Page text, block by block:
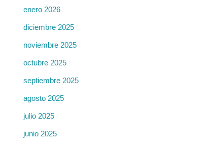
enero 2026
diciembre 2025
noviembre 2025
octubre 2025
septiembre 2025
agosto 2025
julio 2025
junio 2025